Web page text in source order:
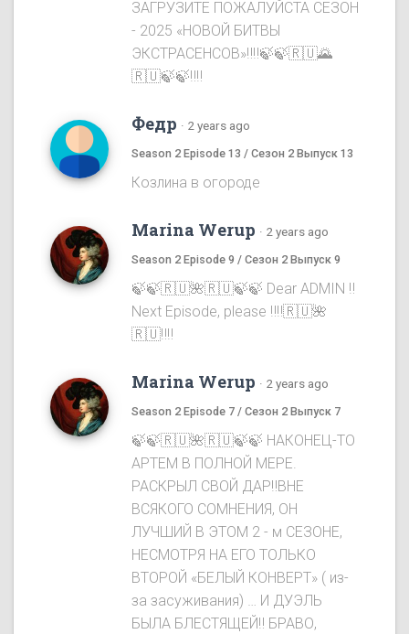
ЗАГРУЗИТЕ ПОЖАЛУЙСТА СЕЗОН
- 2025 «НОВОЙ БИТВЫ
ЭКСТРАСЕНСОВ»‼️‼️🍃🍃🇷🇺🌄
🇷🇺🍃🍃‼️‼️
Федр · 2 years ago
Season 2 Episode 13 / Сезон 2 Выпуск 13
Козлина в огороде
Marina Werup · 2 years ago
Season 2 Episode 9 / Сезон 2 Выпуск 9
🍃🍃🇷🇺🌺🇷🇺🍃🍃 Dear ADMIN ‼️
Next Episode, please ‼️‼️🇷🇺🌺
🇷🇺‼️‼️
Marina Werup · 2 years ago
Season 2 Episode 7 / Сезон 2 Выпуск 7
🍃🍃🇷🇺🌺🇷🇺🍃🍃 НАКОНЕЦ-ТО
АРТЕМ В ПОЛНОЙ МЕРЕ.
РАСКРЫЛ СВОЙ ДАР‼️ВНЕ
ВСЯКОГО СОМНЕНИЯ, ОН
ЛУЧШИЙ В ЭТОМ 2 - м СЕЗОНЕ,
НЕСМОТРЯ НА ЕГО ТОЛЬКО
ВТОРОЙ «БЕЛЫЙ КОНВЕРТ» ( из-
за засуживания) … И ДУЭЛЬ
БЫЛА БЛЕСТЯЩЕЙ‼️ БРАВО,